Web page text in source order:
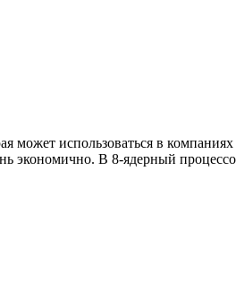
использоваться в
экономично. В 8-ядерный